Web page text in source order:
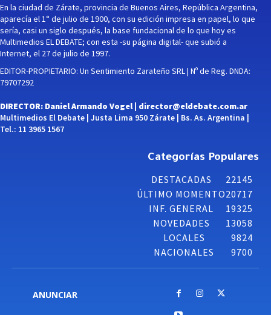
En la ciudad de Zárate, provincia de Buenos Aires, República Argentina,
aparecía el 1° de julio de 1900, con su edición impresa en papel, lo que
sería, casi un siglo después, la base fundacional de lo que hoy es
Multimedios EL DEBATE; con esta -su página digital- que subió a
Internet, el 27 de julio de 1997.
EDITOR-PROPIETARIO: Un Sentimiento Zarateño SRL | Nº de Reg. DNDA:
79707292
DIRECTOR: Daniel Armando Vogel | director@eldebate.com.ar
Multimedios El Debate | Justa Lima 950 Zárate | Bs. As. Argentina |
Tel.: 11 3965 1567
Categorías Populares
DESTACADAS
22145
ÚLTIMO MOMENTO20717
INF. GENERAL
19325
NOVEDADES
13058
LOCALES
9824
NACIONALES
9700
ANUNCIAR